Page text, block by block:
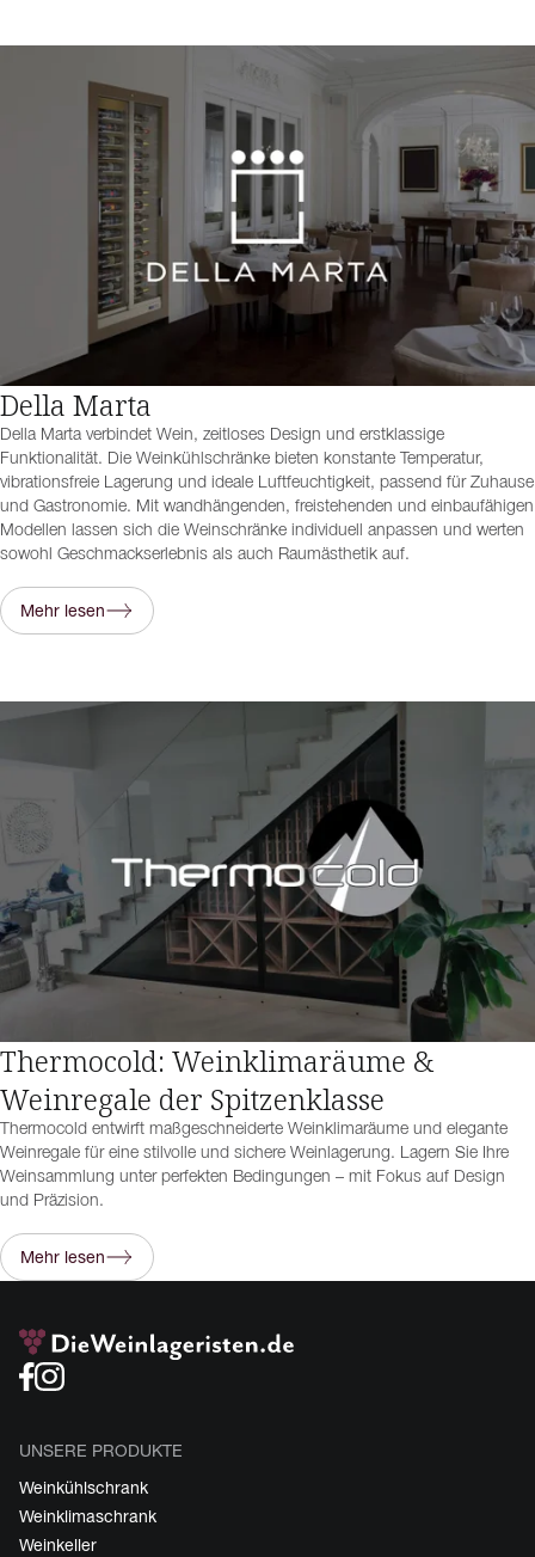
Della Marta
Della Marta verbindet Wein, zeitloses Design und erstklassige
Funktionalität. Die Weinkühlschränke bieten konstante Temperatur,
vibrationsfreie Lagerung und ideale Luftfeuchtigkeit, passend für Zuhause
und Gastronomie. Mit wandhängenden, freistehenden und einbaufähigen
Modellen lassen sich die Weinschränke individuell anpassen und werten
sowohl Geschmackserlebnis als auch Raumästhetik auf.
Mehr lesen
Thermocold: Weinklimaräume &
Weinregale der Spitzenklasse
Thermocold entwirft maßgeschneiderte Weinklimaräume und elegante
Weinregale für eine stilvolle und sichere Weinlagerung. Lagern Sie Ihre
Weinsammlung unter perfekten Bedingungen – mit Fokus auf Design
und Präzision.
Mehr lesen
UNSERE PRODUKTE
Weinkühlschrank
Weinklimaschrank
Weinkeller